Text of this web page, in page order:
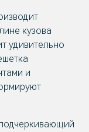
кузова
удивительно
и